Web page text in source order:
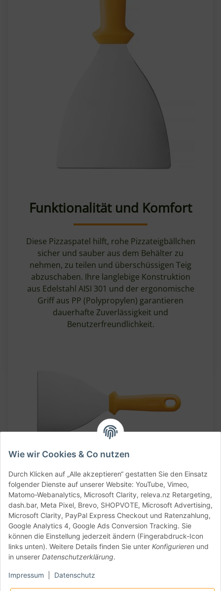
Wie wir Cookies & Co nutzen
Durch Klicken auf „Alle akzeptieren“ gestatten Sie den Einsatz
folgender Dienste auf unserer Website: YouTube, Vimeo,
Matomo-Webanalytics, Microsoft Clarity, releva.nz Retargeting,
dash.bar, Meta Pixel, Brevo, SHOPVOTE, Microsoft Advertising,
Microsoft Clarity, PayPal Express Checkout und Ratenzahlung,
Google Analytics 4, Google Ads Conversion Tracking. Sie
können die Einstellung jederzeit ändern (Fingerabdruck-Icon
links unten). Weitere Details finden Sie unter Konfigurieren und
in unserer Datenschutzerklärung.
Impressum Datenschutz
Funktionalität und Komfort
Diese Pizzaspatel hilft, rohe Pizzateigbällchen
sicher und sauber aus dem Behälter zu
nehmen, zu teilen und überschüssigen Teig
abzuschaben. Ihre langlebige Konstruktion
aus Edelstahl AISI 301 und der ergonomische
Griff aus PP (Polypropylen) garantieren
dauerhafte Zuverlässigkeit und
Benutzerfreundlichkeit.
Leicht zu reinigen und zu
lagern
Die Spülmaschinenfestigkeit dieser
Pizzaspatel vereinfacht die Reinigung enorm.
Eine praktische Aufhängeöffnung am Griff
ermöglicht zudem eine einfache und schnelle